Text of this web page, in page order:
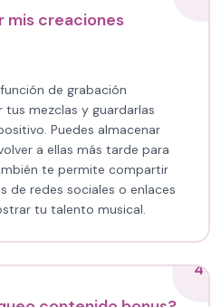
mis creaciones
de grabación
mezclas y guardarlas
Puedes almacenar
a ellas más tarde para
te permite compartir
de redes sociales o enlaces
tu talento musical.
4